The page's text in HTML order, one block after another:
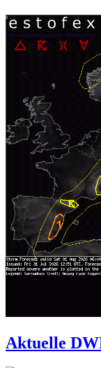
Aktuelle